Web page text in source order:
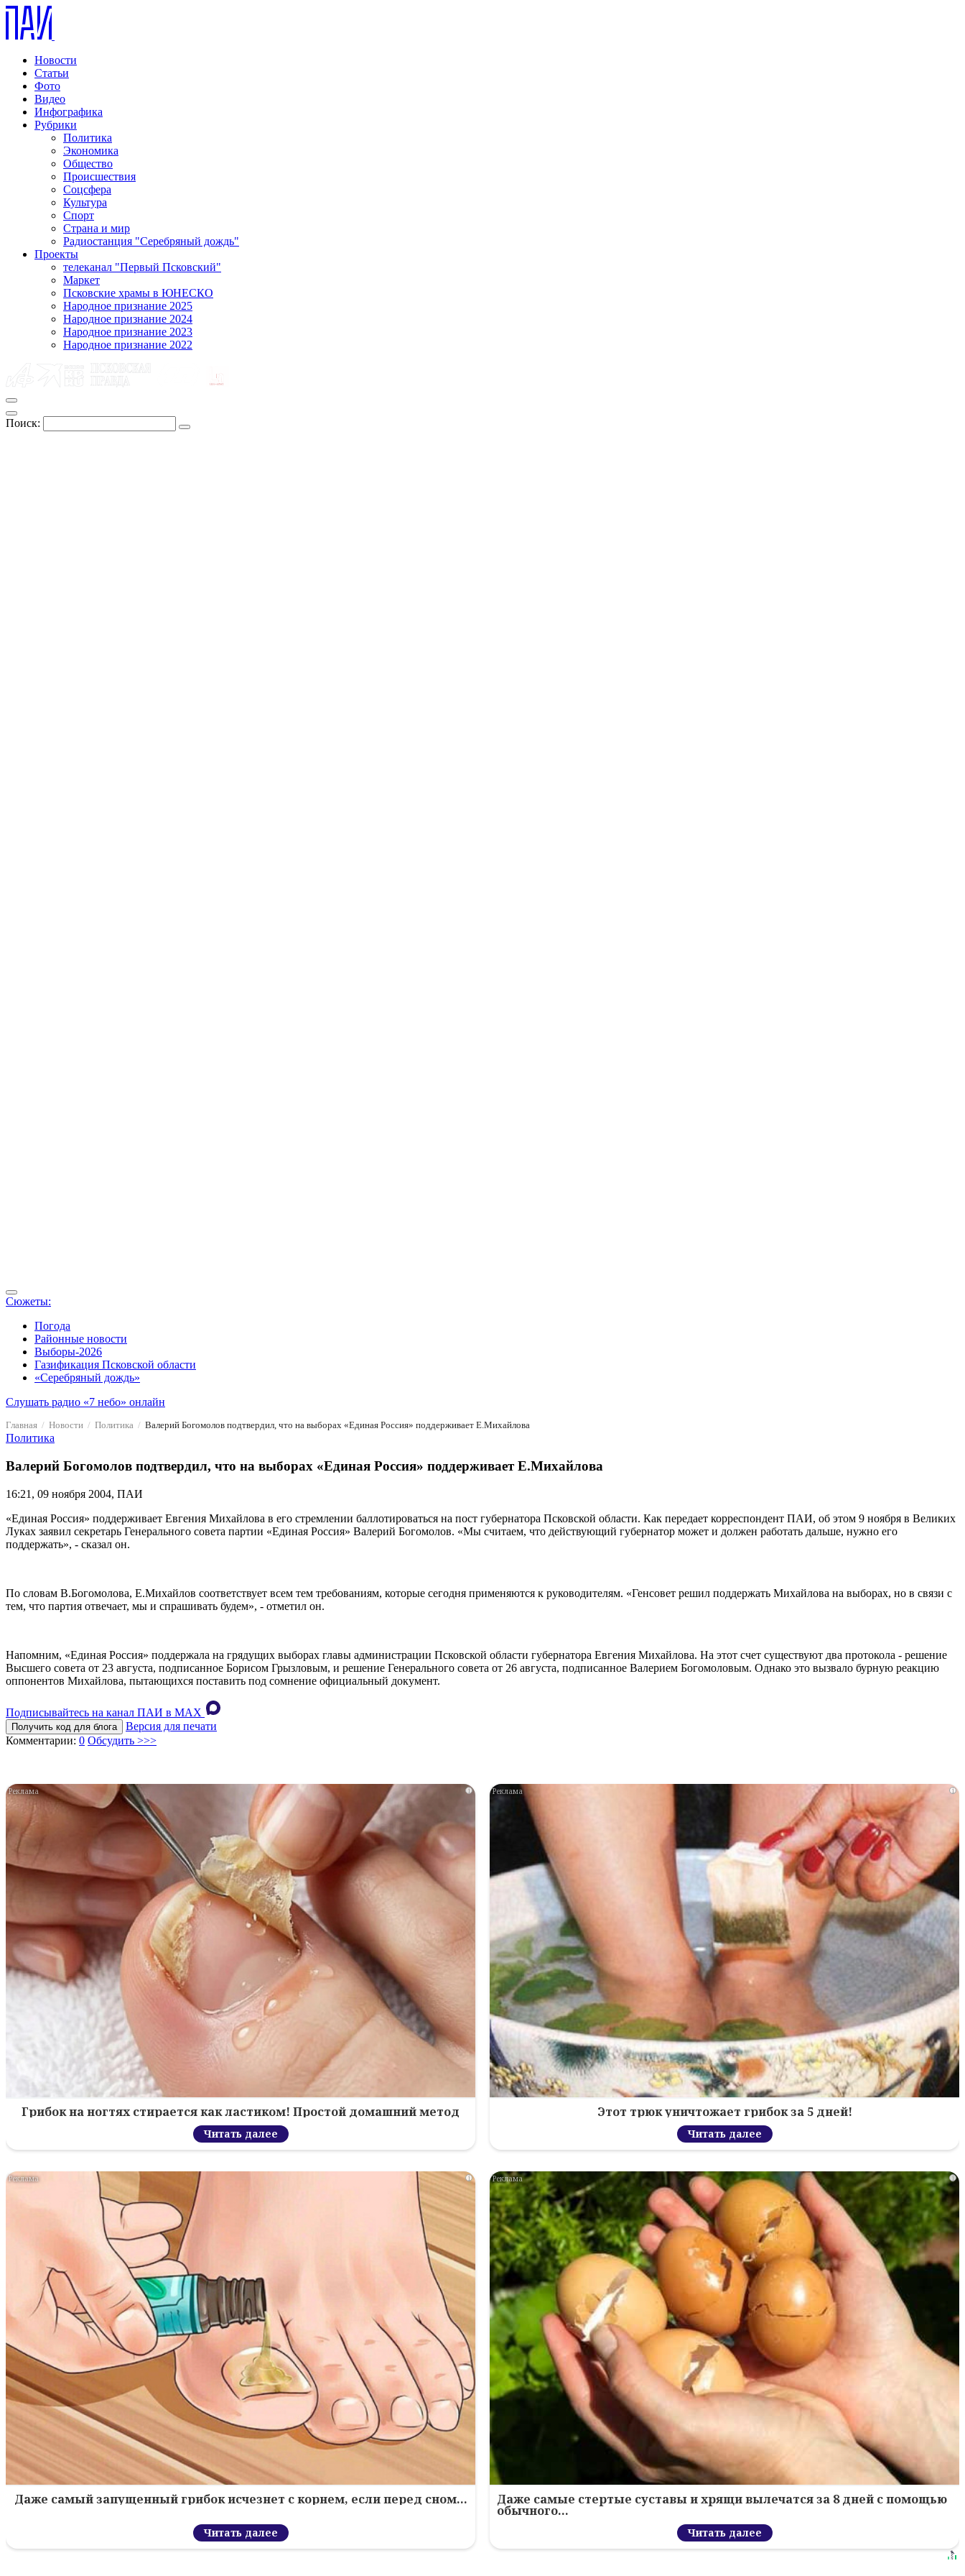
Новости
Статьи
Фото
Видео
Инфографика
Рубрики
Политика
Экономика
Общество
Происшествия
Соцсфера
Культура
Спорт
Страна и мир
Радиостанция "Серебряный дождь"
Проекты
телеканал "Первый Псковский"
Маркет
Псковские храмы в ЮНЕСКО
Народное признание 2025
Народное признание 2024
Народное признание 2023
Народное признание 2022
Поиск:
Сюжеты:
Погода
Районные новости
Выборы-2026
Газификация Псковской области
«Серебряный дождь»
Слушать радио «7 небо» онлайн
Главная Новости Политика Валерий Богомолов подтвердил, что на выборах «Единая Россия» поддерживает Е.Михайлова
Политика
Валерий Богомолов подтвердил, что на выборах «Единая Россия» поддерживает Е.Михайлова
16:21, 09 ноября 2004, ПАИ
«Единая Россия» поддерживает Евгения Михайлова в его стремлении баллотироваться на пост губернатора Псковской области. Как передает корреспондент ПАИ, об этом 9 ноября в Великих
Луках заявил секретарь Генерального совета партии «Единая Россия» Валерий Богомолов. «Мы считаем, что действующий губернатор может и должен работать дальше, нужно его
поддержать», - сказал он.
По словам В.Богомолова, Е.Михайлов соответствует всем тем требованиям, которые сегодня применяются к руководителям. «Генсовет решил поддержать Михайлова на выборах, но в связи с
тем, что партия отвечает, мы и спрашивать будем», - отметил он.
Напомним, «Единая Россия» поддержала на грядущих выборах главы администрации Псковской области губернатора Евгения Михайлова. На этот счет существуют два протокола - решение
Высшего совета от 23 августа, подписанное Борисом Грызловым, и решение Генерального совета от 26 августа, подписанное Валерием Богомоловым. Однако это вызвало бурную реакцию
оппонентов Михайлова, пытающихся поставить под сомнение официальный документ.
Подписывайтесь на канал ПАИ в MAХ
Получить код для блога
Версия для печати
Комментарии: 0 Обсудить >>>
i
Грибок на ногтях стирается как ластиком! Простой домашний метод
Читать далее
i
Этот трюк уничтожает грибок за 5 дней!
Читать далее
i
Даже самый запущенный грибок исчезнет с корнем, если перед сном…
Читать далее
i
Даже самые стертые суставы и хрящи вылечатся за 8 дней с помощью
обычного…
Читать далее